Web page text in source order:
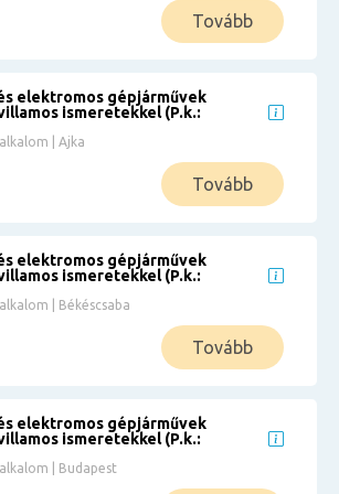
Tovább
elektromos gépjárművek
ismeretekkel (P.k.:
| Ajka
Tovább
elektromos gépjárművek
ismeretekkel (P.k.:
| Békéscsaba
Tovább
elektromos gépjárművek
ismeretekkel (P.k.:
| Budapest